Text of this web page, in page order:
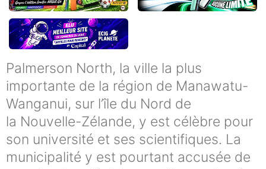
Palmerson North, la ville la plus
importante de la région de Manawatu-
Wanganui, sur l’île du Nord de
la Nouvelle-Zélande, y est célèbre pour
son université et ses scientifiques. La
municipalité y est pourtant accusée de